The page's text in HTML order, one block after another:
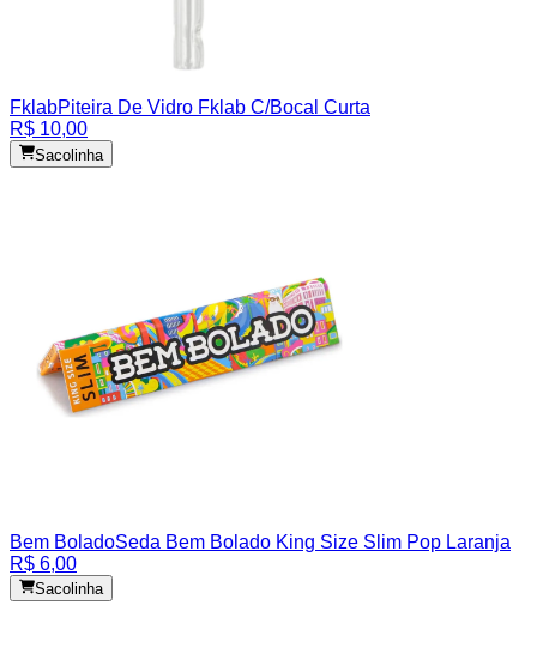
FklabPiteira De Vidro Fklab C/Bocal Curta
R$ 10,00
Sacolinha
Bem BoladoSeda Bem Bolado King Size Slim Pop Laranja
R$ 6,00
Sacolinha